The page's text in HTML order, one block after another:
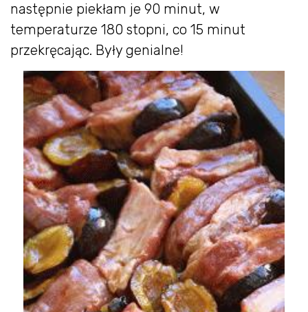
następnie piekłam je 90 minut, w
temperaturze 180 stopni, co 15 minut
przekręcając. Były genialne!